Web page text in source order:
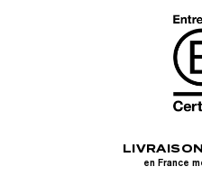
LIVRAISON
en France